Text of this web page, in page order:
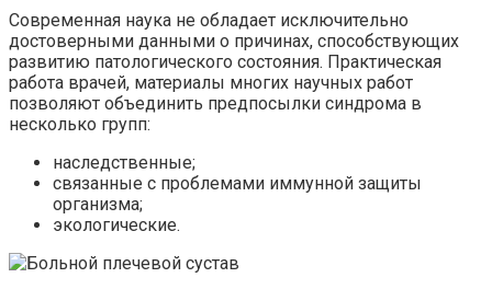
Современная наука не обладает исключительно
достоверными данными о причинах, способствующих
развитию патологического состояния. Практическая
работа врачей, материалы многих научных работ
позволяют объединить предпосылки синдрома в
несколько групп:
наследственные;
связанные с проблемами иммунной защиты
организма;
экологические.